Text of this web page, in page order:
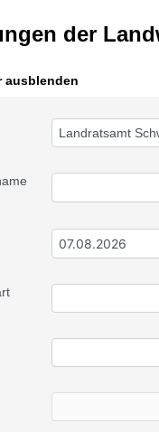
der
ausblenden
Landratsamt